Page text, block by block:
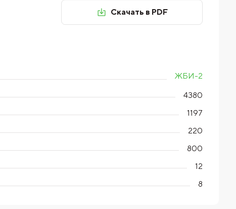
Скачать в PDF
ЖБИ-2
4380
1197
220
800
12
8